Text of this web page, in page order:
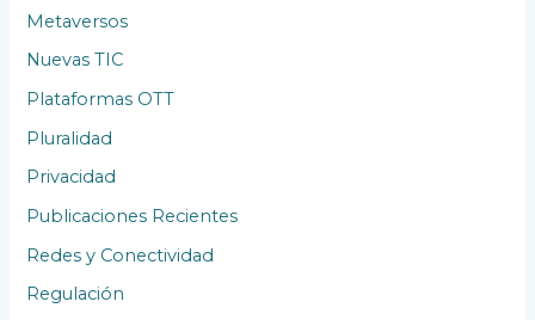
Metaversos
Nuevas TIC
Plataformas OTT
Pluralidad
Privacidad
Publicaciones Recientes
Redes y Conectividad
Regulación